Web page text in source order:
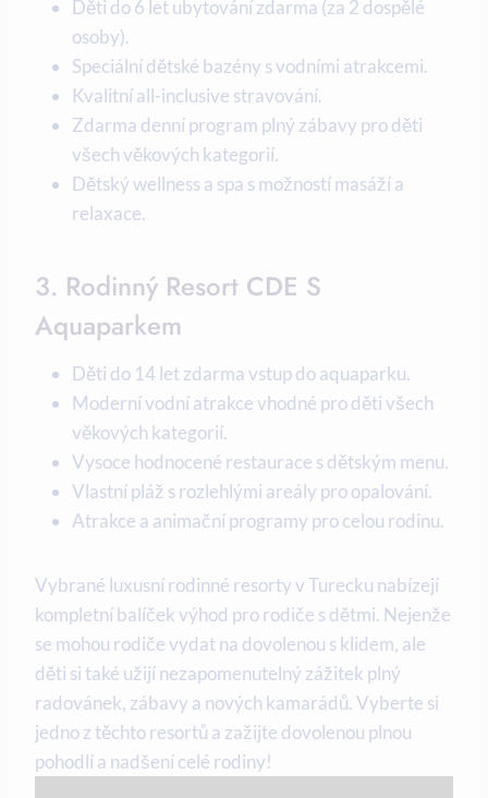
Děti do 6 let ubytování zdarma (za 2 dospělé
osoby).
Speciální dětské bazény s vodními atrakcemi.
Kvalitní all-inclusive stravování.
Zdarma denní program plný zábavy pro děti
všech věkových kategorií.
Dětský wellness a spa s možností masáží a
relaxace.
3. Rodinný Resort CDE S
Aquaparkem
Děti do 14 let zdarma vstup do aquaparku.
Moderní vodní atrakce vhodné pro děti všech
věkových kategorií.
Vysoce hodnocené restaurace s dětským menu.
Vlastní pláž s rozlehlými areály pro opalování.
Atrakce a animační programy pro celou rodinu.
Vybrané luxusní rodinné resorty v Turecku nabízejí
kompletní balíček výhod pro rodiče s dětmi. Nejenže
se mohou rodiče vydat na dovolenou s klidem, ale
děti si také užijí nezapomenutelný zážitek plný
radovánek, zábavy a nových kamarádů. Vyberte si
jedno z těchto resortů a zažijte dovolenou plnou
pohodlí a nadšení celé rodiny!